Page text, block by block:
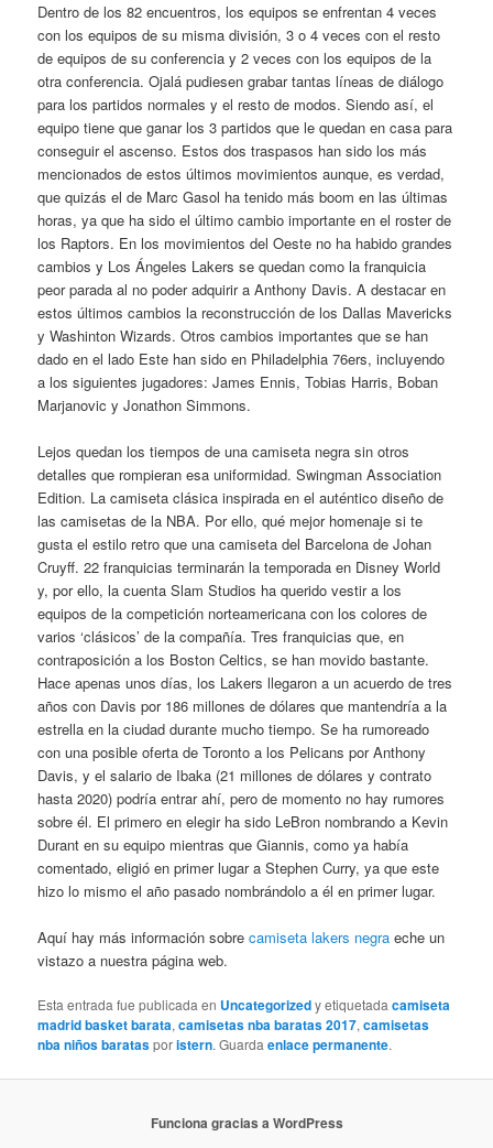
Dentro de los 82 encuentros, los equipos se enfrentan 4 veces
con los equipos de su misma división, 3 o 4 veces con el resto
de equipos de su conferencia y 2 veces con los equipos de la
otra conferencia. Ojalá pudiesen grabar tantas líneas de diálogo
para los partidos normales y el resto de modos. Siendo así, el
equipo tiene que ganar los 3 partidos que le quedan en casa para
conseguir el ascenso. Estos dos traspasos han sido los más
mencionados de estos últimos movimientos aunque, es verdad,
que quizás el de Marc Gasol ha tenido más boom en las últimas
horas, ya que ha sido el último cambio importante en el roster de
los Raptors. En los movimientos del Oeste no ha habido grandes
cambios y Los Ángeles Lakers se quedan como la franquicia
peor parada al no poder adquirir a Anthony Davis. A destacar en
estos últimos cambios la reconstrucción de los Dallas Mavericks
y Washinton Wizards. Otros cambios importantes que se han
dado en el lado Este han sido en Philadelphia 76ers, incluyendo
a los siguientes jugadores: James Ennis, Tobias Harris, Boban
Marjanovic y Jonathon Simmons.
Lejos quedan los tiempos de una camiseta negra sin otros
detalles que rompieran esa uniformidad. Swingman Association
Edition. La camiseta clásica inspirada en el auténtico diseño de
las camisetas de la NBA. Por ello, qué mejor homenaje si te
gusta el estilo retro que una camiseta del Barcelona de Johan
Cruyff. 22 franquicias terminarán la temporada en Disney World
y, por ello, la cuenta Slam Studios ha querido vestir a los
equipos de la competición norteamericana con los colores de
varios ‘clásicos’ de la compañía. Tres franquicias que, en
contraposición a los Boston Celtics, se han movido bastante.
Hace apenas unos días, los Lakers llegaron a un acuerdo de tres
años con Davis por 186 millones de dólares que mantendría a la
estrella en la ciudad durante mucho tiempo. Se ha rumoreado
con una posible oferta de Toronto a los Pelicans por Anthony
Davis, y el salario de Ibaka (21 millones de dólares y contrato
hasta 2020) podría entrar ahí, pero de momento no hay rumores
sobre él. El primero en elegir ha sido LeBron nombrando a Kevin
Durant en su equipo mientras que Giannis, como ya había
comentado, eligió en primer lugar a Stephen Curry, ya que este
hizo lo mismo el año pasado nombrándolo a él en primer lugar.
Aquí hay más información sobrecamiseta lakers negra eche un
vistazo a nuestra página web.
Esta entrada fue publicada en Uncategorizedy etiquetadacamiseta
madrid basket barata,camisetas nba baratas 2017,camisetas
nba niños baratasporistern. Guardaenlace permanente.
Funciona gracias a WordPress